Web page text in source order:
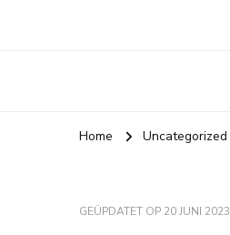
Home Uncategorized
GEÜPDATET OP 20 JUNI 2023